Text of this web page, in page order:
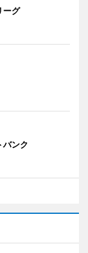
ーグ
ンク